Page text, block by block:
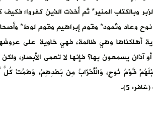
وعاد وثمود* وقوم إبراهيم وقوم لوط*
أهلكناها وهي ظالمة، فهي خاوية على
يسمعون بها؟ فإنها لا تعمى الأبصار،
(كَذَّبَتْ قَبْلَهُمْ قَوْمُ نُوحٍ، وَالْأَحْزَابُ مِن بَعْدِهِمْ،
5).